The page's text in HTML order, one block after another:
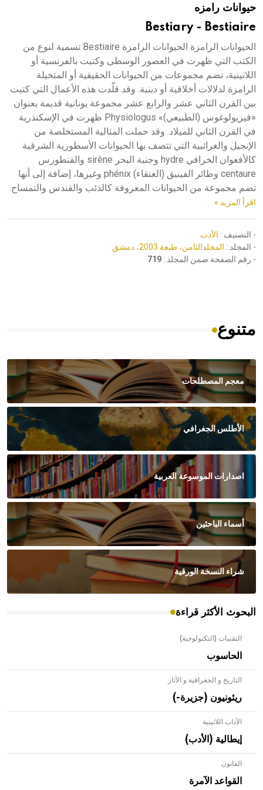
هيئة الموسوعة العربية تطلق موسوعات جديدة في عام 2026حيوانات رامزه
Bestiary - Bestiaire
الحيوانات الرامزة الحيوانات الرامزة Bestiaire تسمية لنوع من
الكتب التي ظهرت في العصور الوسطى وكتبت بالفرنسية أو
اللاتينية، تضم مجموعات من الحيوانات الحقيقية أو المتخيلة
الرامزة لدلالات أخلاقية أو دينية. وقد قلّدت هذه الأعمال التي كتبت
بين القرن الثاني عشر والرابع عشر مجموعة يونانية قديمة بعنوان
«فيزيولوغوس (الطبيعي)» Physiologus ظهرت في الإسكندرية
في القرن الثاني للميلاد. وقد حملت المثالية المستخلصة من
الإنجيل والغرائبية التي تتصف بها الحيوانات الأسطورية الشرقية
كالأفعوان الخرافي hydre وجنية البحر sirène والقنطورس
centaure وطائر الفينيق (العنقاء) phénix وغيرها، إضافة إلى أنها
تضم مجموعة من الحيوانات المعروفة كالذئب والقندس والتمساح.
اقرأ المزيد »
- التصنيف : الأدب
- المجلد : المجلدالثامن، طبعة 2003، دمشق
- رقم الصفحة ضمن المجلد : 719
متنوع
معجم المصطلحات
الأطلس الجغرافي
اصدارات الموسوعة العربية
أسماء الباحثين
شراء النسخة الورقية
البحوث الأكثر قراءة
التقنيات (التكنولوجية)
الحاسوب
التاريخ و الجغرافية و الآثار
ريئونيون (جزيرة-)
الآداب اللاتينية
إيطالية (الأدب)
القانون
القواعد الآمرة
- هل تعلم أن الأبلق نوع من الفنون الهندسية التي ارتبطت
بالعمارة الإسلامية في بلاد الشام ومصر خاصة، حيث يحرص